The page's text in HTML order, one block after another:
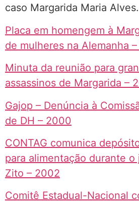
caso Margarida Maria Alves.
Placa em homengem à
de mulheres na Alemanha
Minuta da reunião para
assassinos de Margarida –
Gajop – Denúncia à
de DH – 2000
CONTAG comunica
para alimentação durante
Zito – 2002
Comitê Estadual-Nacional